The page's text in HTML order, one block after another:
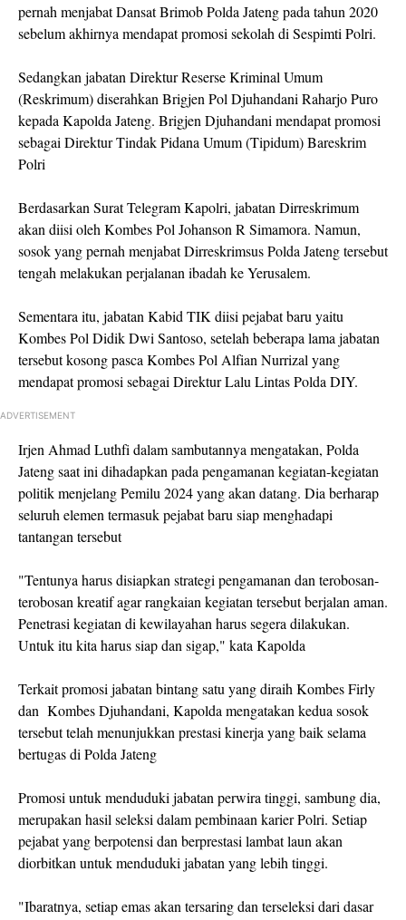
pernah menjabat Dansat Brimob Polda Jateng pada tahun 2020
sebelum akhirnya mendapat promosi sekolah di Sespimti Polri.
Sedangkan jabatan Direktur Reserse Kriminal Umum
(Reskrimum) diserahkan Brigjen Pol Djuhandani Raharjo Puro
kepada Kapolda Jateng. Brigjen Djuhandani mendapat promosi
sebagai Direktur Tindak Pidana Umum (Tipidum) Bareskrim
Polri
Berdasarkan Surat Telegram Kapolri, jabatan Dirreskrimum
akan diisi oleh Kombes Pol Johanson R Simamora. Namun,
sosok yang pernah menjabat Dirreskrimsus Polda Jateng tersebut
tengah melakukan perjalanan ibadah ke Yerusalem.
Sementara itu, jabatan Kabid TIK diisi pejabat baru yaitu
Kombes Pol Didik Dwi Santoso, setelah beberapa lama jabatan
tersebut kosong pasca Kombes Pol Alfian Nurrizal yang
mendapat promosi sebagai Direktur Lalu Lintas Polda DIY.
ADVERTISEMENT
Irjen Ahmad Luthfi dalam sambutannya mengatakan, Polda
Jateng saat ini dihadapkan pada pengamanan kegiatan-kegiatan
politik menjelang Pemilu 2024 yang akan datang. Dia berharap
seluruh elemen termasuk pejabat baru siap menghadapi
tantangan tersebut
"Tentunya harus disiapkan strategi pengamanan dan terobosan-
terobosan kreatif agar rangkaian kegiatan tersebut berjalan aman.
Penetrasi kegiatan di kewilayahan harus segera dilakukan.
Untuk itu kita harus siap dan sigap," kata Kapolda
Terkait promosi jabatan bintang satu yang diraih Kombes Firly
dan Kombes Djuhandani, Kapolda mengatakan kedua sosok
tersebut telah menunjukkan prestasi kinerja yang baik selama
bertugas di Polda Jateng
Promosi untuk menduduki jabatan perwira tinggi, sambung dia,
merupakan hasil seleksi dalam pembinaan karier Polri. Setiap
pejabat yang berpotensi dan berprestasi lambat laun akan
diorbitkan untuk menduduki jabatan yang lebih tinggi.
"Ibaratnya, setiap emas akan tersaring dan terseleksi dari dasar